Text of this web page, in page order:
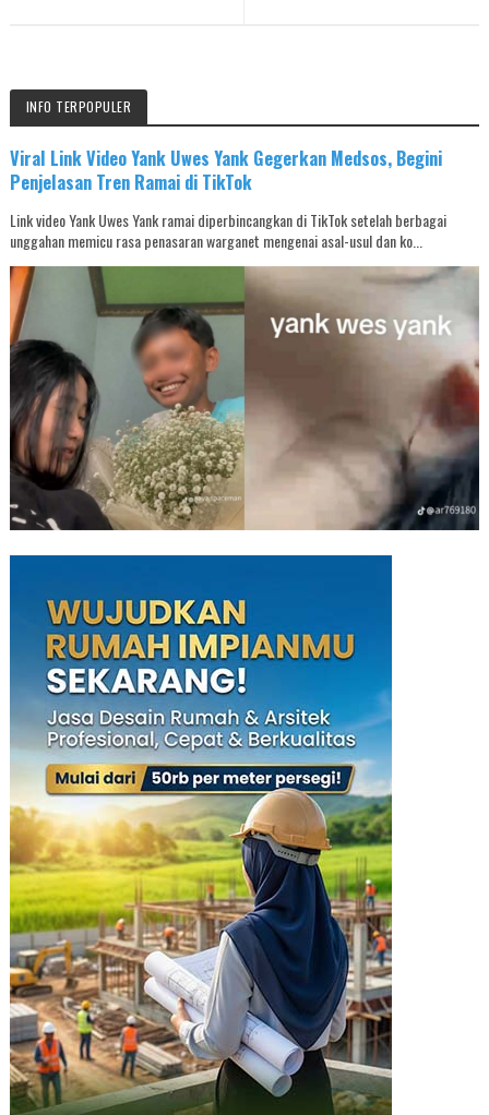
INFO TERPOPULER
Viral Link Video Yank Uwes Yank Gegerkan Medsos, Begini
Penjelasan Tren Ramai di TikTok
Link video Yank Uwes Yank ramai diperbincangkan di TikTok setelah berbagai
unggahan memicu rasa penasaran warganet mengenai asal-usul dan ko...